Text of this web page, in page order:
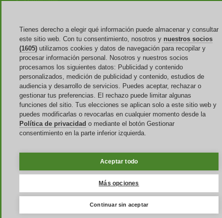
reservados. NIF 03836750244 | Privacidad Cookie
Gestionar las
Cookies
Discoup® es un portal de códigos de descuento para España.
Ofertas actualizadas para las compras online en España.
No puede escaparte este código descuento Stylevana EXCLUSIVO
del 22%
Tienes derecho a elegir qué información puede almacenar y consultar
este sitio web. Con tu consentimiento, nosotros y nuestros socios
(1605) utilizamos cookies y datos de navegación para recopilar y
procesar información personal. Nosotros y nuestros socios
procesamos los siguientes datos: Publicidad y contenido
personalizados, medición de publicidad y contenido, estudios de
audiencia y desarrollo de servicios. Puedes aceptar, rechazar o
gestionar tus preferencias. El rechazo puede limitar algunas
funciones del sitio. Tus elecciones se aplican solo a este sitio web y
puedes modificarlas o revocarlas en cualquier momento desde la
Política de privacidad o mediante el botón Gestionar
consentimiento en la parte inferior izquierda.
Aceptar todo
Más opciones
Continuar sin aceptar